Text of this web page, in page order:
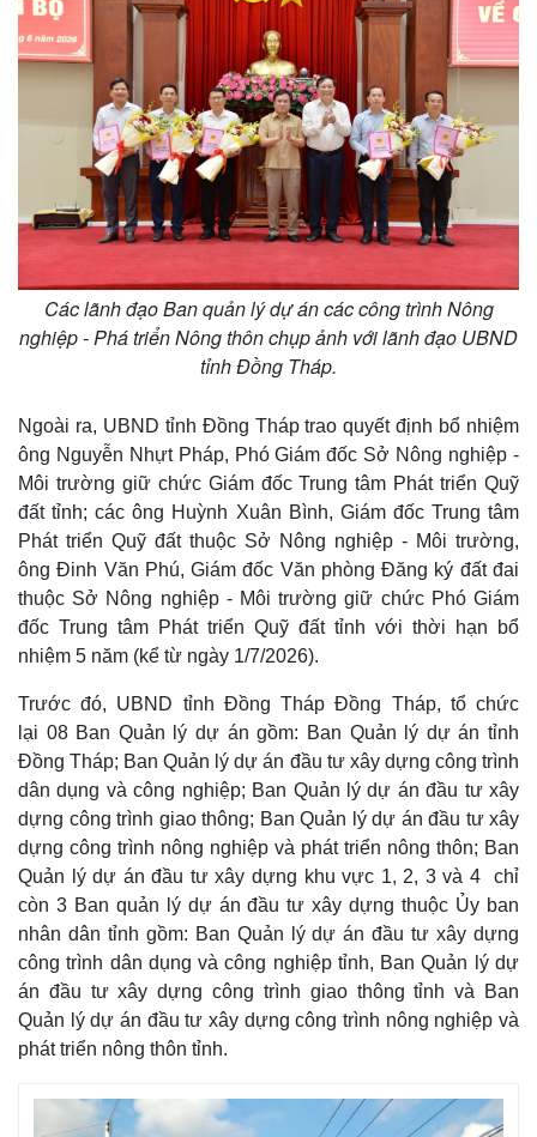
Kinh tế
Bất động sản
Khởi nghiệp
Thị trường
Giá vàng
Tiêu dùng
Tỷ giá
Chứng khoán
Giá cà phê
Các lãnh đạo Ban quản lý dự án các công trình Nông
nghiệp - Phá triển Nông thôn chụp ảnh với lãnh đạo UBND
tỉnh Đồng Tháp.
Ngoài ra, UBND tỉnh Đồng Tháp trao quyết định bổ nhiệm
ông Nguyễn Nhựt Pháp, Phó Giám đốc Sở Nông nghiệp -
Môi trường giữ chức Giám đốc Trung tâm Phát triển Quỹ
đất tỉnh; các ông Huỳnh Xuân Bình, Giám đốc Trung tâm
Phát triển Quỹ đất thuộc Sở Nông nghiệp - Môi trường,
ông Đinh Văn Phú, Giám đốc Văn phòng Đăng ký đất đai
thuộc Sở Nông nghiệp - Môi trường giữ chức Phó Giám
đốc Trung tâm Phát triển Quỹ đất tỉnh với thời hạn bổ
nhiệm 5 năm (kể từ ngày 1/7/2026).
Trước đó, UBND tỉnh Đồng Tháp Đồng Tháp, tổ chức
lại 08 Ban Quản lý dự án gồm: Ban Quản lý dự án tỉnh
Đồng Tháp; Ban Quản lý dự án đầu tư xây dựng công trình
dân dụng và công nghiệp; Ban Quản lý dự án đầu tư xây
dựng công trình giao thông; Ban Quản lý dự án đầu tư xây
dựng công trình nông nghiệp và phát triển nông thôn; Ban
Quản lý dự án đầu tư xây dựng khu vực 1, 2, 3 và 4 chỉ
còn 3 Ban quản lý dự án đầu tư xây dựng thuộc Ủy ban
nhân dân tỉnh gồm: Ban Quản lý dự án đầu tư xây dựng
công trình dân dụng và công nghiệp tỉnh, Ban Quản lý dự
án đầu tư xây dựng công trình giao thông tỉnh và Ban
Quản lý dự án đầu tư xây dựng công trình nông nghiệp và
phát triển nông thôn tỉnh.